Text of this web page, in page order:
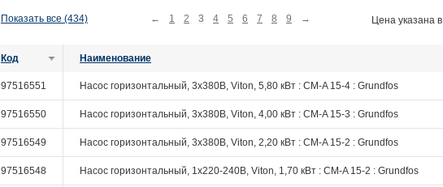
Показать все (434) Цена указана в
← 1 2 3 4 5 6 7 8 9 →
Код Наименование
97516551 Насос горизонтальный, 3х380В, Viton, 5,80 кВт : CM-A 15-4 : Grundfos
97516550 Насос горизонтальный, 3х380В, Viton, 4,00 кВт : CM-A 15-3 : Grundfos
97516549 Насос горизонтальный, 3х380В, Viton, 2,20 кВт : CM-A 15-2 : Grundfos
97516548 Насос горизонтальный, 1х220-240В, Viton, 1,70 кВт : CM-A 15-2 : Grundfos